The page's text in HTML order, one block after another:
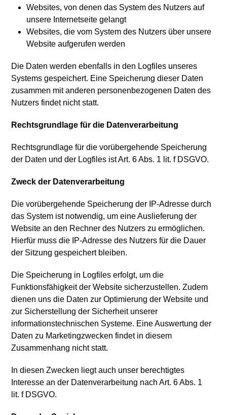
Websites, von denen das System des Nutzers auf
unsere Internetseite gelangt
Websites, die vom System des Nutzers über unsere
Website aufgerufen werden
Die Daten werden ebenfalls in den Logfiles unseres
Systems gespeichert. Eine Speicherung dieser Daten
zusammen mit anderen personenbezogenen Daten des
Nutzers findet nicht statt.
Rechtsgrundlage für die Datenverarbeitung
Rechtsgrundlage für die vorübergehende Speicherung
der Daten und der Logfiles ist Art. 6 Abs. 1 lit. f DSGVO.
Zweck der Datenverarbeitung
Die vorübergehende Speicherung der IP-Adresse durch
das System ist notwendig, um eine Auslieferung der
Website an den Rechner des Nutzers zu ermöglichen.
Hierfür muss die IP-Adresse des Nutzers für die Dauer
der Sitzung gespeichert bleiben.
Die Speicherung in Logfiles erfolgt, um die
Funktionsfähigkeit der Website sicherzustellen. Zudem
dienen uns die Daten zur Optimierung der Website und
zur Sicherstellung der Sicherheit unserer
informationstechnischen Systeme. Eine Auswertung der
Daten zu Marketingzwecken findet in diesem
Zusammenhang nicht statt.
In diesen Zwecken liegt auch unser berechtigtes
Interesse an der Datenverarbeitung nach Art. 6 Abs. 1
lit. f DSGVO.